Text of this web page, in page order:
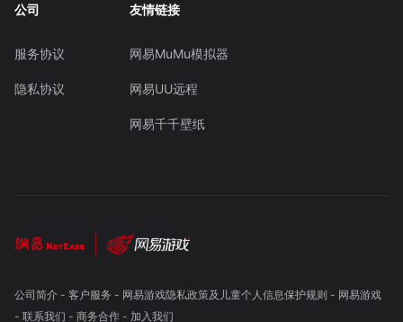
公司
服务协议
隐私协议
友情链接
网易MuMu模拟器
网易UU远程
网易千千壁纸
公司简介- 客户服务 - 网易游戏隐私政策及儿童个人信息保护规则 - 网易游戏
- 联系我们 - 商务合作- 加入我们